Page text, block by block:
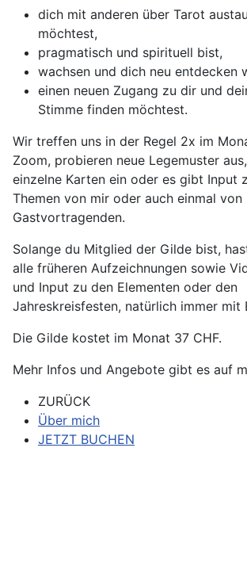
dich mit anderen über Tarot
möchtest,
pragmatisch und spirituell bist,
wachsen und dich neu entdecken
einen neuen Zugang zu dir und
Stimme finden möchtest.
Wir treffen uns in der Regel 2x im
Zoom, probieren neue Legemuster
einzelne Karten ein oder es gibt Input
Themen von mir oder auch einmal von
Gastvortragenden.
Solange du Mitglied der Gilde bist,
alle früheren Aufzeichnungen sowie
und Input zu den Elementen oder den
Jahreskreisfesten, natürlich immer mit
Die Gilde kostet im Monat 37 CHF.
Mehr Infos und Angebote gibt es auf
ZURÜCK
Über mich
JETZT BUCHEN